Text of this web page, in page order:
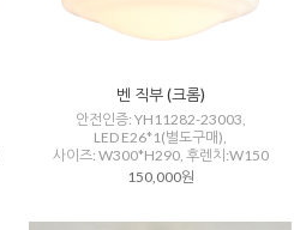
벤 직부 (크롬)
안전인증: YH11282-23003,
LED E26*1(별도구매),
사이즈: W300*H290, 후렌치:W150
150,000원